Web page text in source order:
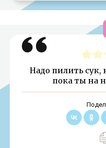
Надо пилить сук,
пока ты на